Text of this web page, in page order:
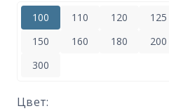
100 110 120 125
150
160 180 200
300
Цвет: